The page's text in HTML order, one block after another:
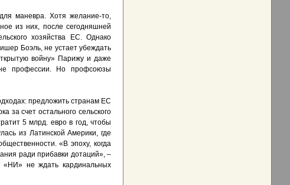
маневра. Хотя желание-то,
из них, после сегодняшней
хозяйства ЕС. Однако
Боэль, не устает убеждать
войну» Парижу и даже
профессии. Но профсоюзы
предложить странам ЕС
за счет остального сельского
5 млрд. евро в год, чтобы
из Латинской Америки, где
«В эпоху, когда
ради прибавки дотаций», –
«НИ» не ждать кардинальных